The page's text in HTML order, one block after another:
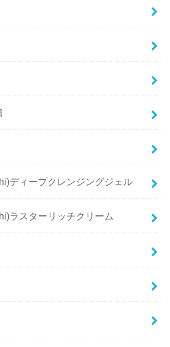
ディープクレンジングジェル
ラスターリッチクリーム